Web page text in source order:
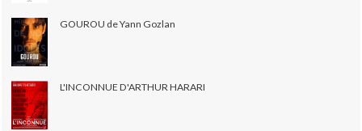
GOUROU de Yann Gozlan
L'INCONNUE D'ARTHUR HARARI